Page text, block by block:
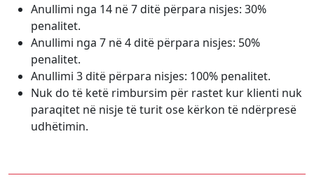
Anullimi nga 14 në 7 ditë përpara nisjes: 30%
penalitet.
Anullimi nga 7 në 4 ditë përpara nisjes: 50%
penalitet.
Anullimi 3 ditë përpara nisjes: 100% penalitet.
Nuk do të ketë rimbursim për rastet kur klienti nuk
paraqitet në nisje të turit ose kërkon të ndërpresë
udhëtimin.